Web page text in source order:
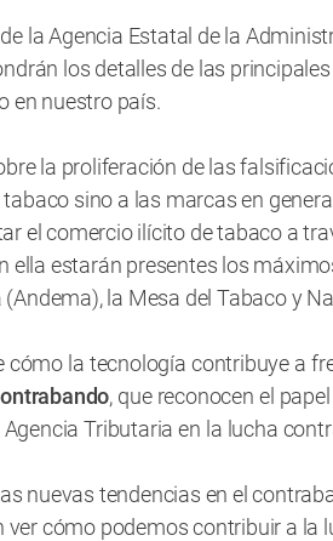
la Agencia Estatal de la
los detalles de las
en nuestro país.
la proliferación de las
sino a las marcas en
el comercio ilícito de tabaco a
ella estarán presentes los
la Mesa del Tabaco y
cómo la tecnología contribuye a
, que reconocen el
Tributaria en la lucha
nuevas tendencias en el
cómo podemos contribuir a la